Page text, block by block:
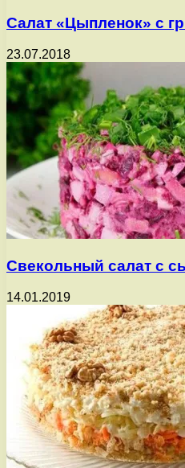
Салат «Цыпленок» с
23.07.2018
Свекольный салат с
14.01.2019